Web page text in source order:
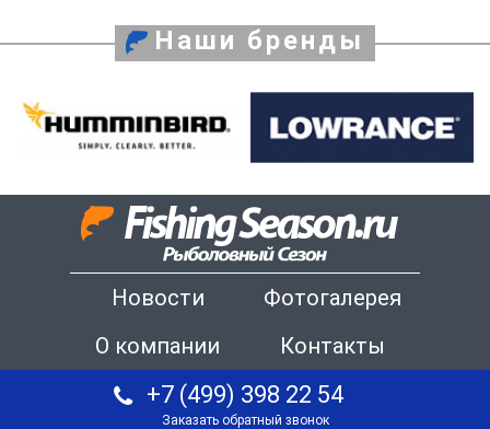
Наши бренды
Новости
Фотогалерея
О компании
Контакты
+7 (499) 398 22 54
Заказать обратный звонок